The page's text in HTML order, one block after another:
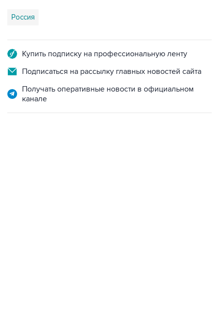
Россия
Купить подписку на профессиональную ленту
Подписаться на рассылку главных новостей сайта
Получать оперативные новости в официальном
канале